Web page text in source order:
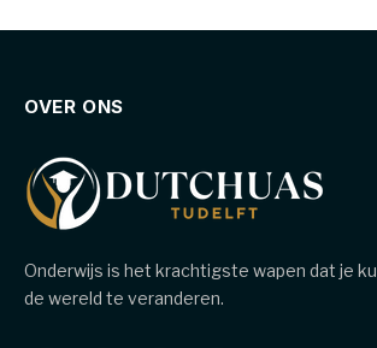
OVER ONS
Onderwijs is het krachtigste wapen dat je
de wereld te veranderen.